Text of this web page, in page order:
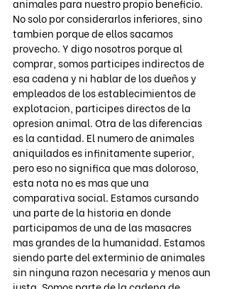
animales para nuestro propio beneficio.
No solo por considerarlos inferiores, sino
tambien porque de ellos sacamos
provecho. Y digo nosotros porque al
comprar, somos participes indirectos de
esa cadena y ni hablar de los dueños y
empleados de los establecimientos de
explotacion, participes directos de la
opresion animal. Otra de las diferencias
es la cantidad. El numero de animales
aniquilados es infinitamente superior,
pero eso no significa que mas doloroso,
esta nota no es mas que una
comparativa social. Estamos cursando
una parte de la historia en donde
participamos de una de las masacres
mas grandes de la humanidad. Estamos
siendo parte del exterminio de animales
sin ninguna razon necesaria y menos aun